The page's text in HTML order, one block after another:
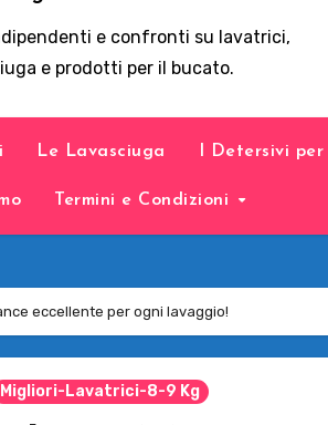
e confronti su lavatrici,
e prodotti per il bucato.
Le Lavasciuga I Detersivi
Termini e Condizioni
eccellente per ogni lavaggio!
Migliori-Lavatrici-8-9 Kg